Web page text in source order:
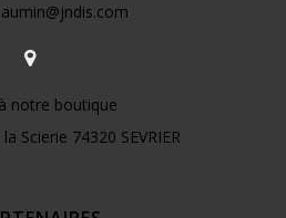
notre boutique
Scierie 74320 SEVRIER